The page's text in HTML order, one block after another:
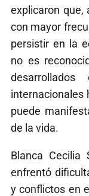
explicaron que,
con mayor
persistir en la
no es
internacionales
puede
de la vida.
Blanca Cecilia
enfrentó
y conflictos en